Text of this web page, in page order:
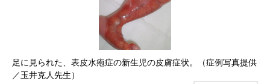
足に見られた、表皮水疱症の新生児の皮膚症状。（症例写真提供
／玉井克人先生）